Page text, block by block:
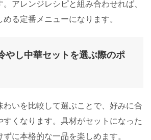
アレンジレシピと組み合わせれば、
る定番メニューになります。
やし中華セットを選ぶ際のポ
わいを比較して選ぶことで、好みに合
すくなります。具材がセットになった
に本格的な一品を楽しめます。